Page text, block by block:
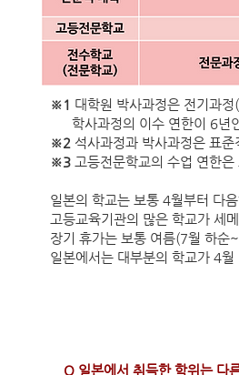
※1 대학원 박사과정은 전기과
학사과정의 이수 연한이 6년
※2 석사과정과 박사과정은 표
※3 고등전문학교의 수업 연한
일본의 학교는 보통 4월부터 다
고등교육기관의 많은 학교가 세
장기 휴가는 보통 여름(7월 하
일본에서는 대부분의 학교가 4
Q 일본에서 취득한 학위는 다